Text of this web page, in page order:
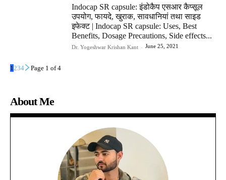
Indocap SR capsule: इंडोकैप एसआर कैप्सूल
उपयोग, फायदे, खुराक, सावधानियां तथा साइड
इफेक्ट | Indocap SR capsule: Uses, Best
Benefits, Dosage Precautions, Side effects...
Dr. Yogeshwar Krishan Kant - June 25, 2021
1234 Page 1 of 4
About Me